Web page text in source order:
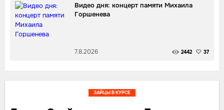
Видео дня: концерт памяти Михаила
Горшенева
7.8.2026 2442 37
ЗАЙЦЫ В КУРСЕ